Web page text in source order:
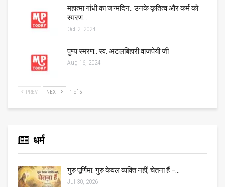
महात्मा गांधी का जन्मदिन:: उनके कृतित्व और कर्म को
स्मरण…
Oct 2, 2024
पुण्य स्मरण:: स्व. अटलबिहारी वाजपेयी जी
Aug 16, 2024
PREV NEXT 1 of 5
धर्म
गुरु पूर्णिमा: गुरु केवल व्यक्ति नहीं, चेतना हैं –…
Jul 30, 2026